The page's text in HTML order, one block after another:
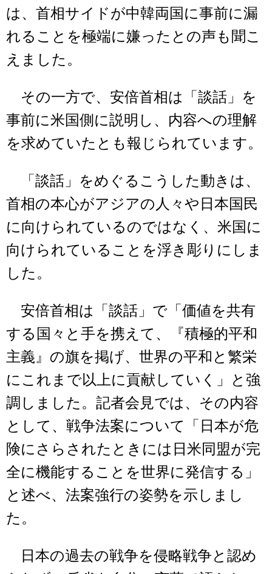
は、首相サイドが中韓両国に事前に漏
れることを極端に嫌ったとの声も聞こ
えました。
その一方で、安倍首相は「談話」を
事前に米国側に説明し、内容への理解
を求めていたとも報じられています。
「談話」をめぐるこうした動きは、
首相の本心がアジアの人々や日本国民
に向けられているのではなく、米国に
向けられていることを浮き彫りにしま
した。
安倍首相は「談話」で「価値を共有
する国々と手を携えて、『積極的平和
主義』の旗を掲げ、世界の平和と繁栄
にこれまで以上に貢献していく」と強
調しました。記者会見では、その内容
として、戦争法案について「日本が危
険にさらされたときには日米同盟が完
全に機能することを世界に発信する」
と述べ、法案強行の姿勢を示しまし
た。
日本の過去の戦争を侵略戦争と認め